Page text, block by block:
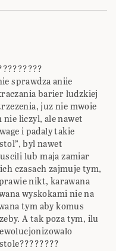
sprawdza aniie
barier ludzkiej
juz nie mwoie
liczyl, ale nawet
i padaly takie
byl nawet
lub maja zamiar
czasach zajmuje tym,
nikt, karawana
wyskokami nie na
tym aby komus
A tak poza tym, ilu